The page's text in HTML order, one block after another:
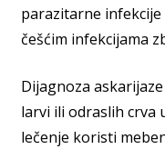
parazitarne
češćim infekcijama
Dijagnoza
larvi ili odraslih crva
lečenje koristi